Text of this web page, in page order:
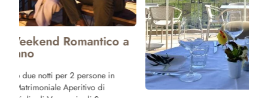
Ponte 25
Trascorri il
noi ! Prenota
San